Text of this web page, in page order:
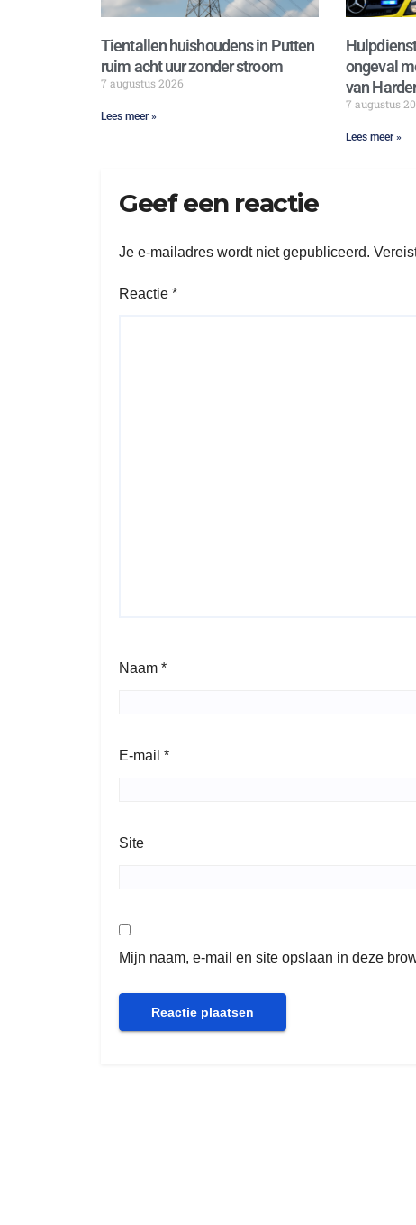
Tientallen huishoudens in Putten
ruim acht uur zonder stroom
7 augustus 2026
Lees meer »
ongeval
van
7 augustus
Lees meer »
Geef een reactie
Je e-mailadres wordt niet gepubliceerd.
Reactie *
Naam *
E-mail *
Site
Mijn naam, e-mail en site opslaan in deze